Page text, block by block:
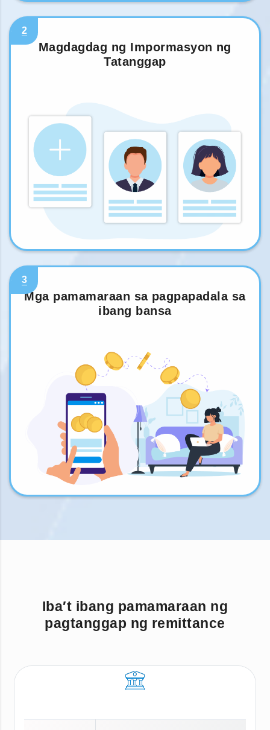
2
Magdagdag ng Impormasyon ng
Tatanggap
3
Mga pamamaraan sa pagpapadala sa
ibang bansa
Iba′t ibang pamamaraan ng
pagtanggap ng remittance